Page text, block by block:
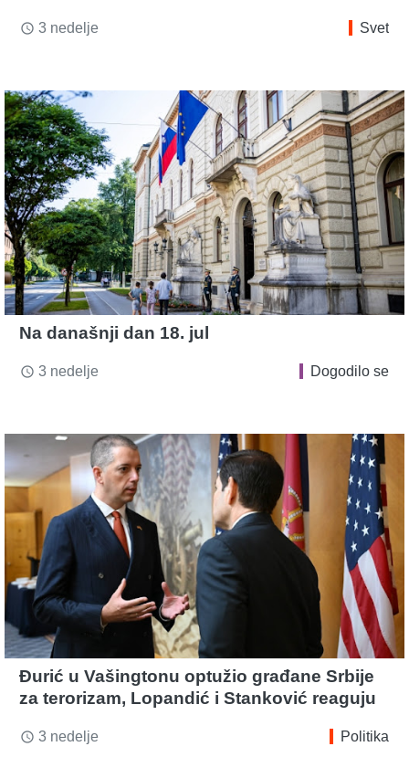
access_time 3 nedelje Svet
Na današnji dan 18. jul
access_time 3 nedelje Dogodilo se
Đurić u Vašingtonu optužio građane Srbije
za terorizam, Lopandić i Stanković reaguju
access_time 3 nedelje Politika